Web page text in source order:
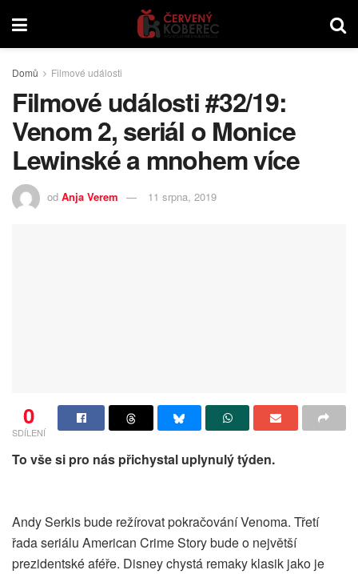
Domů Filmové události
Filmové události #32/19:
Venom 2, seriál o Monice
Lewinské a mnohem více
od Anja Verem 11 srpna, 2019
0
SDÍLENÍ
To vše si pro nás přichystal uplynulý týden.
Andy Serkis bude režírovat pokračování Venoma. Třetí
řada seriálu American Crime Story bude o největší
prezidentské aféře. Disney chystá remaky klasik jako je